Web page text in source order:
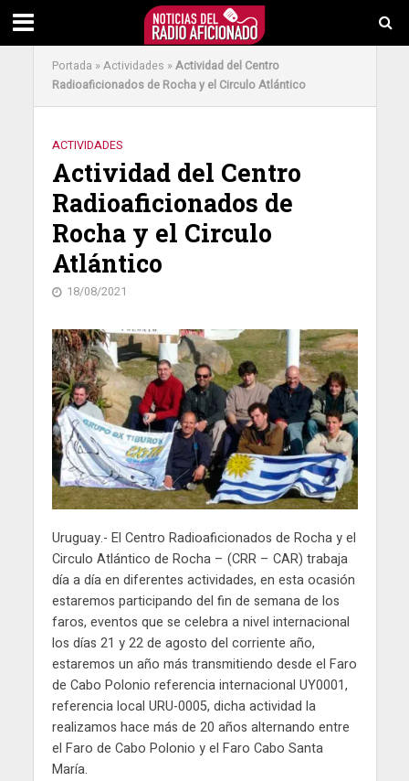
Portada »Actividades »Actividad del Centro
Radioaficionados de Rocha y el Circulo Atlántico
ACTIVIDADES
Actividad del Centro
Radioaficionados de
Rocha y el Circulo
Atlántico
18/08/2021
Uruguay.- El Centro Radioaficionados de Rocha y el
Circulo Atlántico de Rocha – (CRR – CAR) trabaja
día a día en diferentes actividades, en esta ocasión
estaremos participando del fin de semana de los
faros, eventos que se celebra a nivel internacional
los días 21 y 22 de agosto del corriente año,
estaremos un año más transmitiendo desde el Faro
de Cabo Polonio referencia internacional UY0001,
referencia local URU-0005, dicha actividad la
realizamos hace más de 20 años alternando entre
el Faro de Cabo Polonio y el Faro Cabo Santa
María.